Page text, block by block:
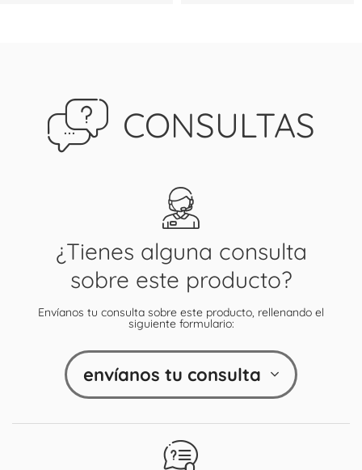
CONSULTAS
¿Tienes alguna consulta
sobre este producto?
Envíanos tu consulta sobre este producto, rellenando el
siguiente formulario:
envíanos tu consulta